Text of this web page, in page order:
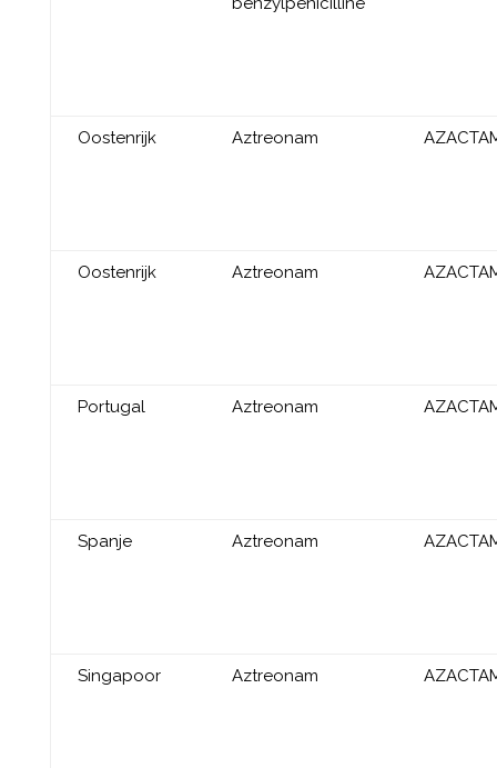
Oostenrijk Aztreonam
Oostenrijk Aztreonam
Portugal Aztreonam
Spanje Aztreonam
Singapoor Aztreonam